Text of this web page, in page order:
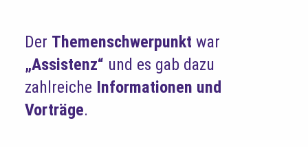
Der Themenschwerpunkt war
„Assistenz“ und es gab dazu
zahlreiche Informationen und
Vorträge.